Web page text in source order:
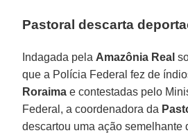
Pastoral descarta
Indagada pela Amazônia Real
que a Polícia Federal fez de
Roraima e contestadas pelo
Federal, a coordenadora da
descartou uma ação semelhante